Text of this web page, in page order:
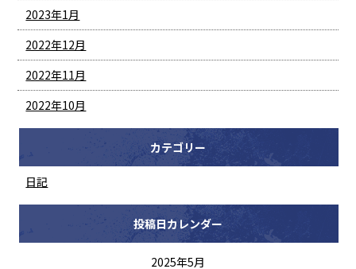
2023年1月
2022年12月
2022年11月
2022年10月
カテゴリー
日記
投稿日カレンダー
2025年5月